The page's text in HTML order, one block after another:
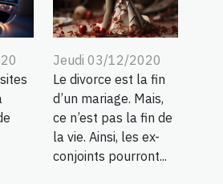
Jeudi 03/12/2020
Le divorce est la fin
d’un mariage. Mais,
ce n’est pas la fin de
la vie. Ainsi, les ex-
conjoints pourront...